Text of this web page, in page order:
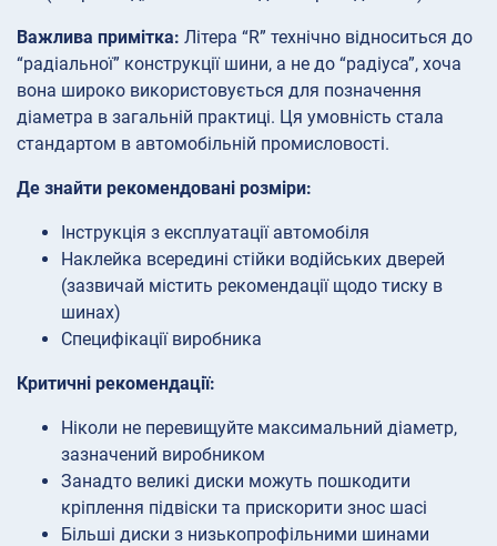
Важлива примітка: Літера “R” технічно відноситься до
“радіальної” конструкції шини, а не до “радіуса”, хоча
вона широко використовується для позначення
діаметра в загальній практиці. Ця умовність стала
стандартом в автомобільній промисловості.
Де знайти рекомендовані розміри:
Інструкція з експлуатації автомобіля
Наклейка всередині стійки водійських дверей
(зазвичай містить рекомендації щодо тиску в
шинах)
Специфікації виробника
Критичні рекомендації:
Ніколи не перевищуйте максимальний діаметр,
зазначений виробником
Занадто великі диски можуть пошкодити
кріплення підвіски та прискорити знос шасі
Більші диски з низькопрофільними шинами